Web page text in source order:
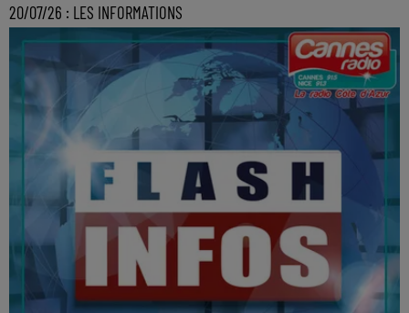
20/07/26 : LES INFORMATIONS